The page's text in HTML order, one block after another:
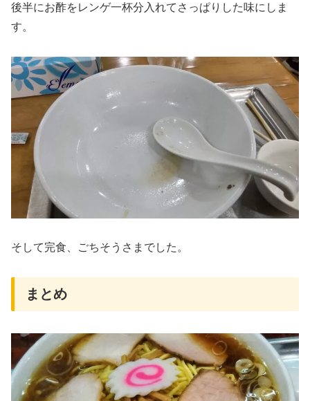
後半にお酢をレンゲ一杯分入れてさっぱりした味にしま
す。
そして完食、ごちそうさまでした。
まとめ